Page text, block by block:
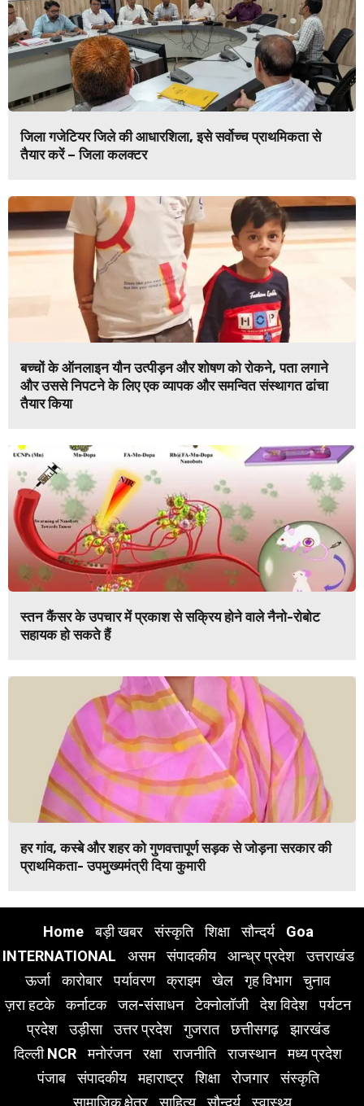
जिला गजेटियर जिले की आधारशिला, इसे सर्वोच्च प्राथमिकता से
तैयार करें – जिला कलक्टर
बच्चों के ऑनलाइन यौन उत्पीड़न और शोषण को रोकने, पता लगाने
और उससे निपटने के लिए एक व्यापक और समन्वित संस्थागत ढांचा
तैयार किया
स्तन कैंसर के उपचार में प्रकाश से सक्रिय होने वाले नैनो-रोबोट
सहायक हो सकते हैं
हर गांव, कस्बे और शहर को गुणवत्तापूर्ण सड़क से जोड़ना सरकार की
प्राथमिकता- उपमुख्यमंत्री दिया कुमारी
Home बड़ी खबर संस्कृति शिक्षा सौन्दर्य
Goa
INTERNATIONAL
असम संपादकीय आन्ध्र प्रदेश
उत्तराखंड
ऊर्जा
कारोबार पर्यावरण क्राइम खेल गृह विभाग
चुनाव
ज़रा हटके
कर्नाटक जल-संसाधन टेक्नोलॉजी देश विदेश
पर्यटन
प्रदेश
उड़ीसा उत्तर प्रदेश गुजरात छत्तीसगढ़
झारखंड
दिल्ली NCR
मनोरंजन रक्षा राजनीति राजस्थान
मध्य प्रदेश
पंजाब
संपादकीय महाराष्ट्र शिक्षा रोजगार
संस्कृति
सामाजिक क्षेत्र
साहित्य सौन्दर्य स्वास्थ्य